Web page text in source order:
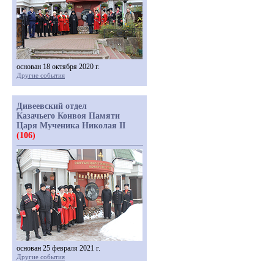
основан 18 октября 2020 г.
Другие события
Дивеевский отдел
Казачьего Конвоя Памяти
Царя Мученика Николая II
(106)
основан 25 февраля 2021 г.
Другие события